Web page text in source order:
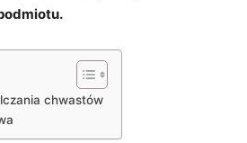
chwastów